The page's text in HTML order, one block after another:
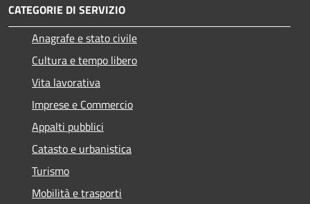
CATEGORIE DI SERVIZIO
Anagrafe e stato civile
Cultura e tempo libero
Vita lavorativa
Imprese e Commercio
Appalti pubblici
Catasto e urbanistica
Turismo
Mobilità e trasporti